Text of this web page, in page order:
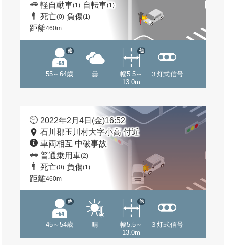
軽自動車(1) 自転車(1)
死亡(0) 負傷(1)
距離460m
55～64歳
他
曇
幅5.5～
13.0m
他
３灯式信号
2022年2月4日(金)16:52
石川郡玉川村大字小高 付近
車両相互 中破事故
普通乗用車(2)
死亡(0) 負傷(1)
距離460m
45～54歳
他
晴
幅5.5～
13.0m
他
３灯式信号